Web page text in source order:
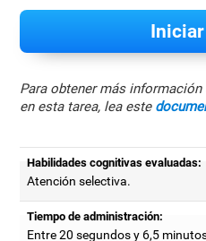
Para obtener más
en esta tarea, lea este
Habilidades cognitivas evaluadas:
Atención selectiva.
Tiempo de administración:
Entre 20 segundos y 6,5